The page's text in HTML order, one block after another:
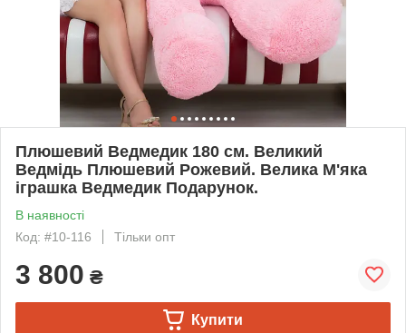
Плюшевий Ведмедик 180 см. Великий
Ведмідь Плюшевий Рожевий. Велика М'яка
іграшка Ведмедик Подарунок.
В наявності
Код: #10-116
Тільки опт
3 800 ₴
Купити